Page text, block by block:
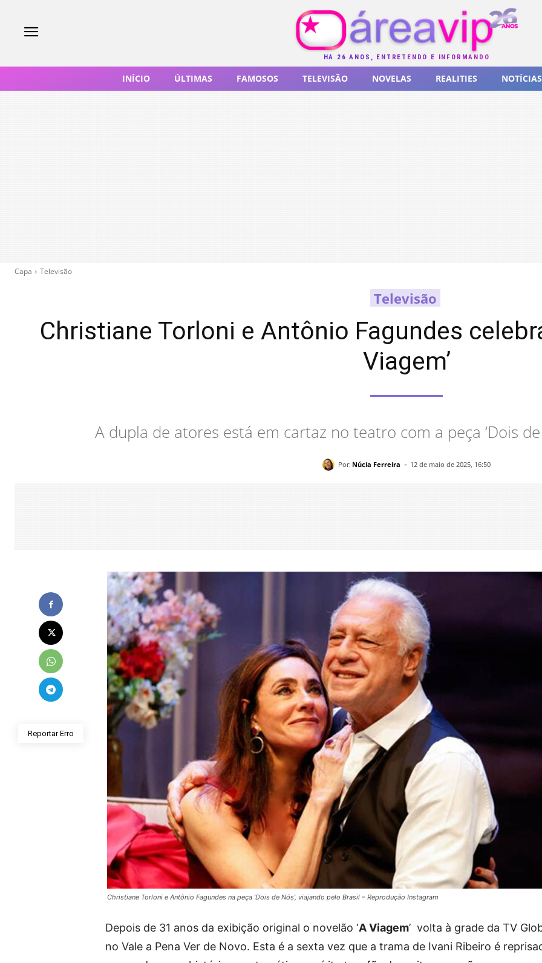
HÁ 26 ANOS, ENTRETENDO E INFORMANDO
INÍCIO ÚLTIMAS FAMOSOS TELEVISÃO NOVELAS REALITIES NOTÍCIAS
Capa Televisão
Televisão
Christiane Torloni e Antônio Fagundes
Viagem’
A dupla de atores está em cartaz no teatro com a peça ‘Dois
Por: Núcia Ferreira - 12 de maio de 2025, 16:50
Reportar Erro
Christiane Torloni e Antônio Fagundes na peça ‘Dois de Nós’, viajando pelo Brasil – Reprodução Instagram
Depois de 31 anos da exibição original o novelão ‘A Viagem’ volta à grade da TV
no Vale a Pena Ver de Novo. Esta é a sexta vez que a trama de Ivani Ribeiro é